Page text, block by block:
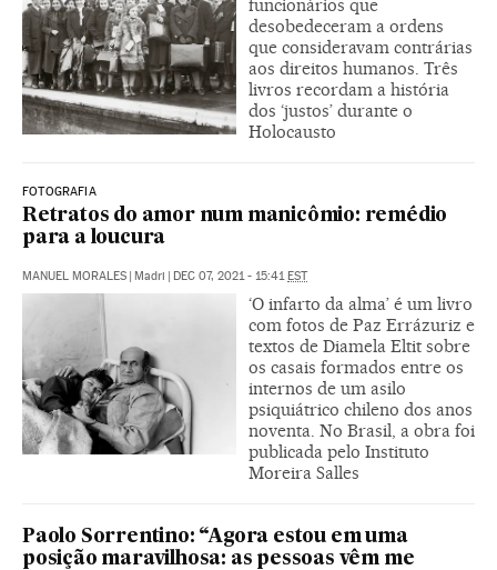
funcionários que
desobedeceram a ordens
que consideravam contrárias
aos direitos humanos. Três
livros recordam a história
dos ‘justos’ durante o
Holocausto
FOTOGRAFIA
Retratos do amor num manicômio: remédio
para a loucura
MANUEL MORALES | Madri | DEC 07, 2021 - 15:41EST
‘O infarto da alma’ é um livro
com fotos de Paz Errázuriz e
textos de Diamela Eltit sobre
os casais formados entre os
internos de um asilo
psiquiátrico chileno dos anos
noventa. No Brasil, a obra foi
publicada pelo Instituto
Moreira Salles
Paolo Sorrentino: “Agora estou em uma
posição maravilhosa: as pessoas vêm me